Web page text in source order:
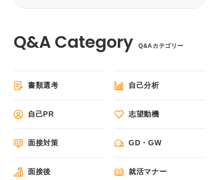
Q&Aカテゴリー
書類選考 自己分析
自己PR 志望動機
面接対策 GD・GW
面接後 就活マナー